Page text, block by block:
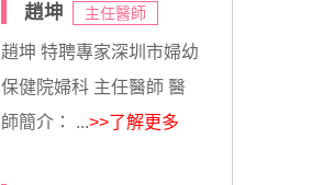
趙坤 主任醫師
趙坤 特聘專家深圳市婦幼
保健院婦科 主任醫師 醫
師簡介： ...>>了解更多